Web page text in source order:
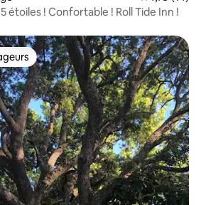
étoiles ! Confortable ! Roll Tide Inn !